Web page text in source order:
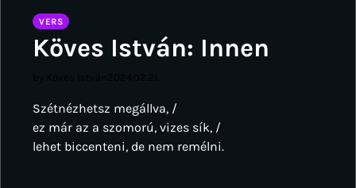
VERS
Köves István: Innen
Szétnézhetsz megállva, /
ez már az a szomorú, vizes sík, /
lehet biccenteni, de nem remélni.